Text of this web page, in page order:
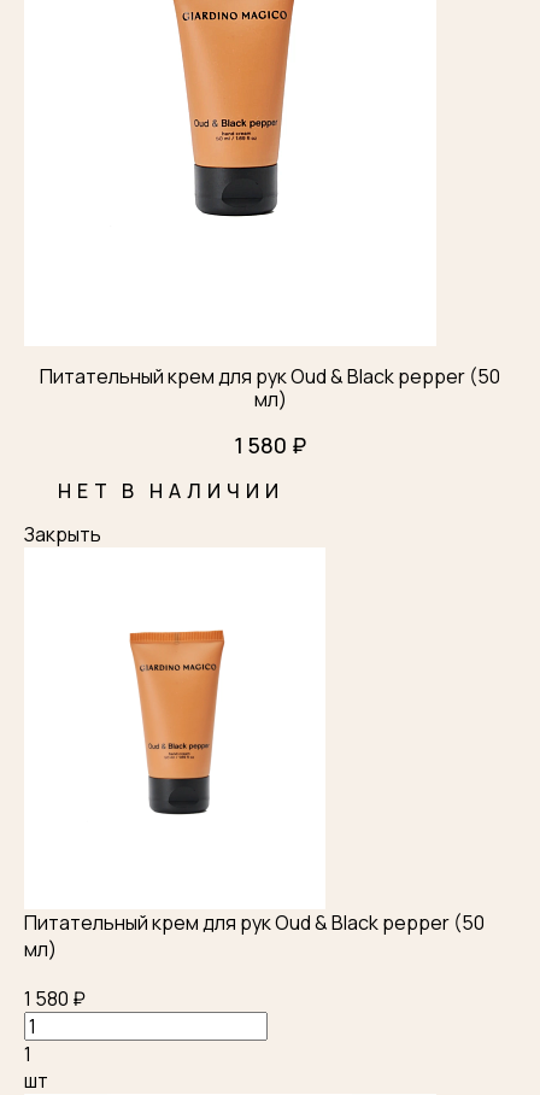
Питательный крем для рук Oud & Black pepper (50
мл)
1 580 ₽
НЕТ В НАЛИЧИИ
Закрыть
Питательный крем для рук Oud & Black pepper (50
мл)
1 580 ₽
1
шт